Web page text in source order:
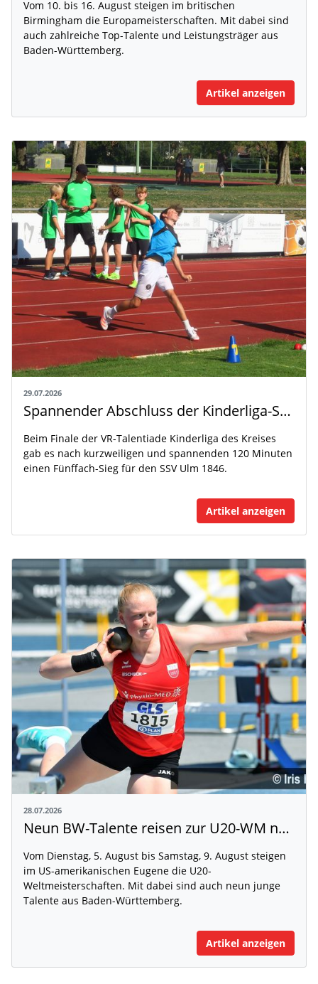
Vom 10. bis 16. August steigen im britischen
Birmingham die Europameisterschaften. Mit dabei sind
auch zahlreiche Top-Talente und Leistungsträger aus
Baden-Württemberg.
Artikel anzeigen
29.07.2026
Spannender Abschluss der Kinderliga-Saison
Beim Finale der VR-Talentiade Kinderliga des Kreises
gab es nach kurzweiligen und spannenden 120 Minuten
einen Fünffach-Sieg für den SSV Ulm 1846.
Artikel anzeigen
28.07.2026
Neun BW-Talente reisen zur U20-WM nach Eugene
Vom Dienstag, 5. August bis Samstag, 9. August steigen
im US-amerikanischen Eugene die U20-
Weltmeisterschaften. Mit dabei sind auch neun junge
Talente aus Baden-Württemberg.
Artikel anzeigen